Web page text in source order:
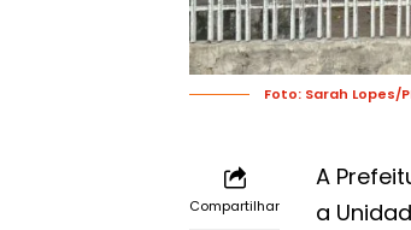
Foto: Sarah Lopes/
Compartilhar
A
a